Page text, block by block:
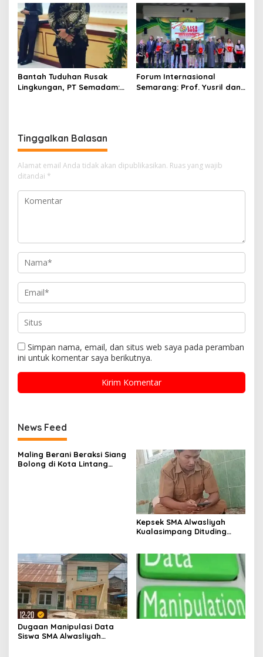
Nihil Murid Tapi Terima
Dana BOS & Paket Makan
Bergizi
Bantah Tuduhan Rusak
Lingkungan, PT Semadam:
Forum Internasional
Semarang: Prof. Yusril dan
Tinggalkan Balasan
Alamat email Anda tidak akan dipublikasikan. Ruas yang wajib
ditandai *
Simpan nama, email, dan situs web saya pada peramban
ini untuk komentar saya berikutnya.
News Feed
Maling Berani Beraksi Siang
Bolong di Kota Lintang
Kepsek SMA Alwasliyah
Kualasimpang Dituding
MBG Disalurkan ke Guru &
Pesantren
Dugaan Manipulasi Data
Siswa SMA Alwasliyah